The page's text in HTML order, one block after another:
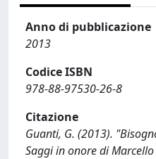
Anno di pubblicazione
2013
Codice ISBN
978-88-97530-26-8
Citazione
Guanti, G. (2013).
Saggi in onore di Marcello